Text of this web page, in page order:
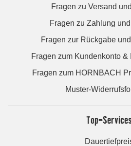
Fragen zu Versand
Fragen zu Zahlung
Fragen zur Rückgabe
Fragen zum Kundenkonto &
Fragen zum HORNBACH
Muster-
Top-